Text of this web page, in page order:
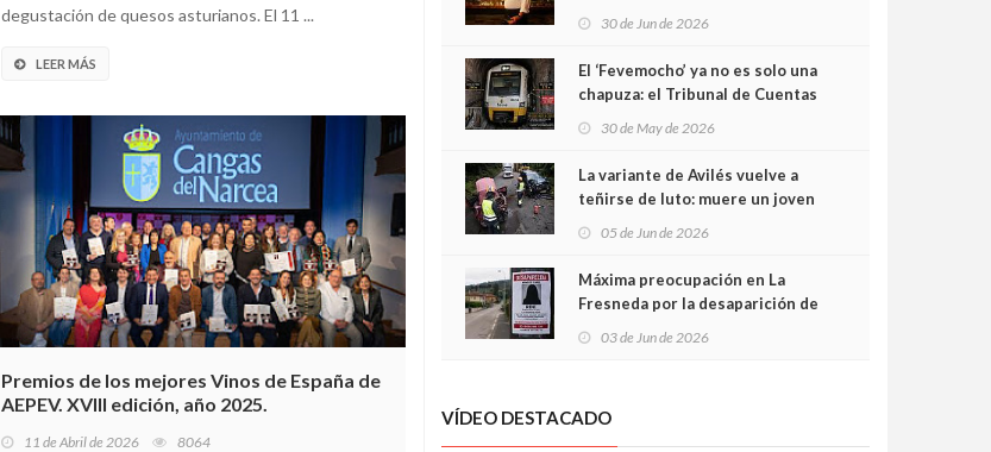
degustación de quesos asturianos. El 11 ...
LEER MÁS
Premios de los mejores Vinos de España de
AEPEV. XVIII edición, año 2025.
11 de Abril de 2026 8064
30 de Jun de 2026
El ‘Fevemocho’ ya no es solo una
chapuza: el Tribunal de Cuentas
sobrecoste de los trenes que no
cabían por los túneles
30 de May de 2026
La variante de Avilés vuelve a
teñirse de luto: muere un joven
05 de Jun de 2026
Máxima preocupación en La
Fresneda por la desaparición de
03 de Jun de 2026
VÍDEO DESTACADO